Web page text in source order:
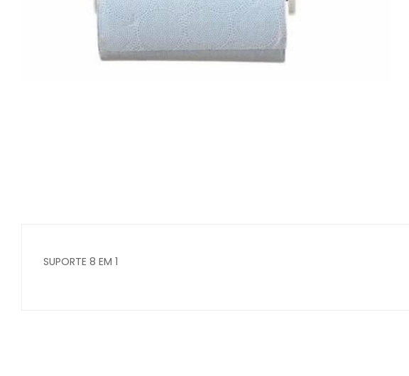
SUPORTE 8 EM 1